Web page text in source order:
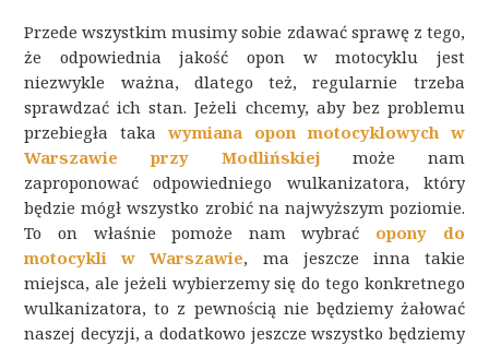
Przede wszystkim musimy sobie zdawać sprawę z tego,
że odpowiednia jakość opon w motocyklu jest
niezwykle ważna, dlatego też, regularnie trzeba
sprawdzać ich stan. Jeżeli chcemy, aby bez problemu
przebiegła takawymiana opon motocyklowych w
Warszawie przy Modlińskiejmoże nam
zaproponować odpowiedniego wulkanizatora, który
będzie mógł wszystko zrobić na najwyższym poziomie.
To on właśnie pomoże nam wybrać opony do
motocykli w Warszawie, ma jeszcze inna takie
miejsca, ale jeżeli wybierzemy się do tego konkretnego
wulkanizatora, to z pewnością nie będziemy żałować
naszej decyzji, a dodatkowo jeszcze wszystko będziemy